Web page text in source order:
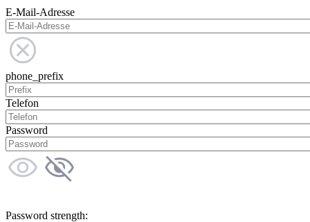
E-Mail-Adresse
phone_prefix
Telefon
Password
Password strength: